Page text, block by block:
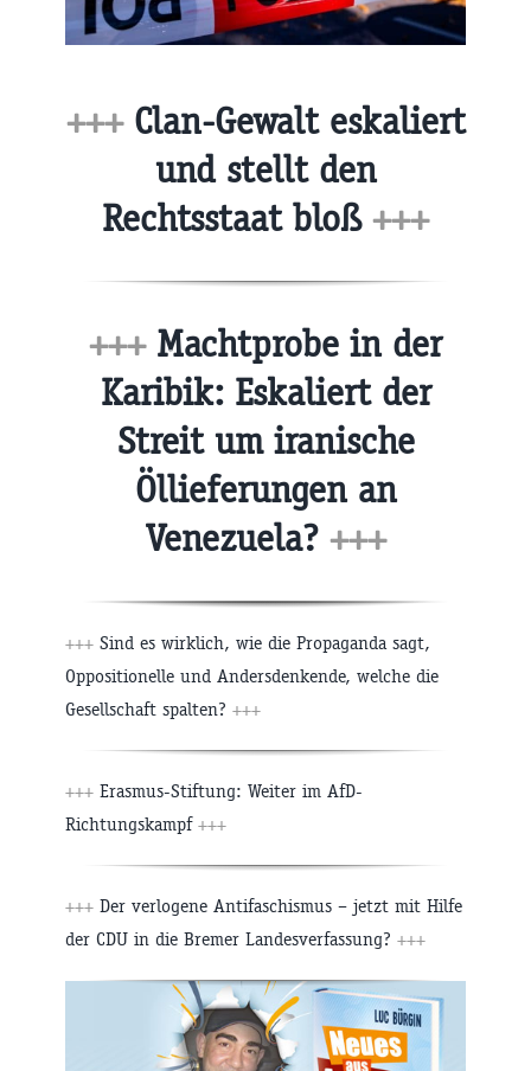
+++Clan-Gewalt eskaliert
und stellt den
Rechtsstaat bloß +++
+++Machtprobe in der
Karibik: Eskaliert der
Streit um iranische
Öllieferungen an
Venezuela? +++
+++ Sind es wirklich, wie die Propaganda sagt,
Oppositionelle und Andersdenkende, welche die
Gesellschaft spalten? +++
+++ Erasmus-Stiftung: Weiter im AfD-
Richtungskampf +++
+++ Der verlogene Antifaschismus – jetzt mit Hilfe
der CDU in die Bremer Landesverfassung? +++